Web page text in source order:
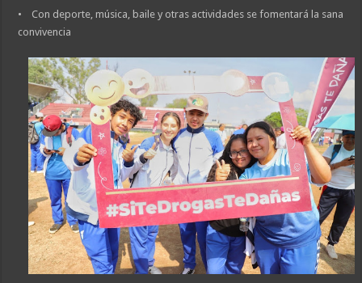
• Con deporte, música, baile y otras actividades se fomentará la sana
convivencia